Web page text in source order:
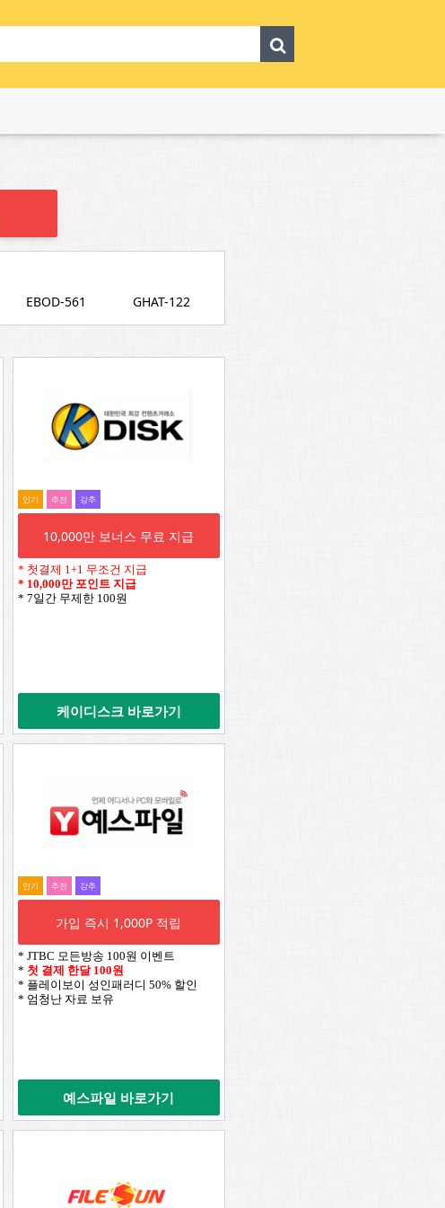
EBOD-561 GHAT-122
인기 추전 강추
10,000만 보너스 무료 지급
* 첫결제 1+1 무조건 지급
* 10,000만 포인트 지급
* 7일간 무제한 100원
케이디스크 바로가기
인기 추전 강추
가입 즉시 1,000P 적립
* JTBC 모든방송 100원 이벤트
* 첫 결제 한달 100원
* 플레이보이 성인패러디 50% 할인
* 엄청난 자료 보유
예스파일 바로가기